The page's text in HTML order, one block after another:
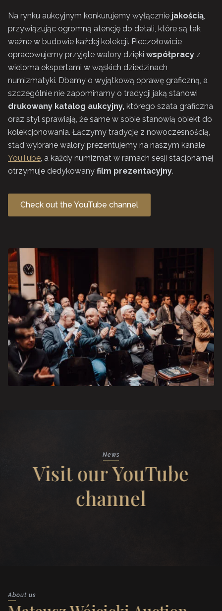
Na rynku aukcyjnym konkurujemy wyłącznie jakością,
przywiązując ogromną atencję do detali, które są tak
ważne w budowie każdej kolekcji. Pieczołowicie
opracowujemy przyjęte walory dzięki współpracy z
wieloma ekspertami w wąskich dziedzinach
numizmatyki. Dbamy o wyjątkową oprawę graficzną, a
szczególnie nie zapominamy o tradycji jaką stanowi
drukowany katalog aukcyjny, którego szata graficzna
oraz styl sprawiają, że same w sobie stanowią obiekt do
kolekcjonowania. Łączymy tradycję z nowoczesnością,
stąd wybrane walory prezentujemy na naszym kanale
YouTube, a każdy numizmat w ramach sesji stacjonarnej
otrzymuje dedykowany film prezentacyjny.
Check out the YouTube channel
News
Visit our YouTube
channel
About us